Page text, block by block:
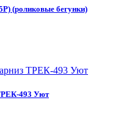
(роликовые бегунки)
493 Уют